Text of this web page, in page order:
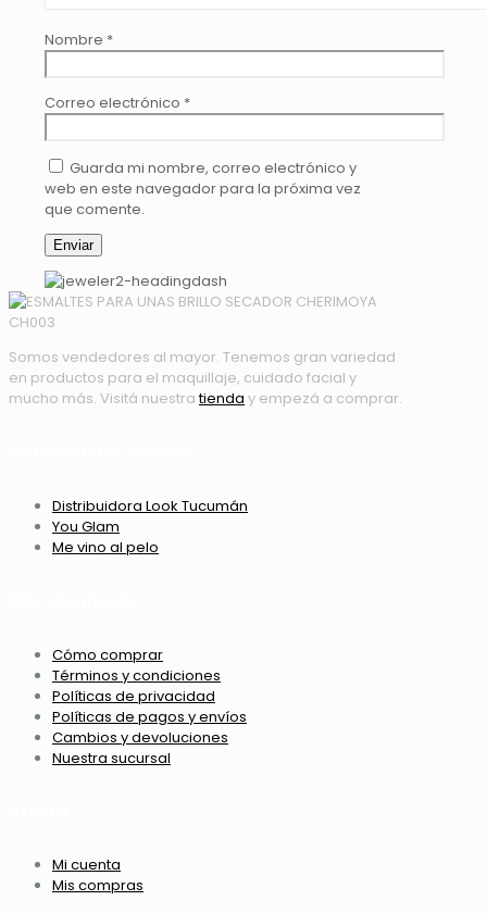
Nombre *
Correo electrónico *
Guarda mi nombre, correo electrónico y
web en este navegador para la próxima vez
que comente.
Somos vendedores al mayor. Tenemos gran variedad
en productos para el maquillaje, cuidado facial y
mucho más. Visitá nuestratienda y empezá a comprar.
Distribuidora Look Tucumán
You Glam
Me vino al pelo
Cómo comprar
Términos y condiciones
Políticas de privacidad
Políticas de pagos y envíos
Cambios y devoluciones
Nuestra sucursal
Mi cuenta
Mis compras